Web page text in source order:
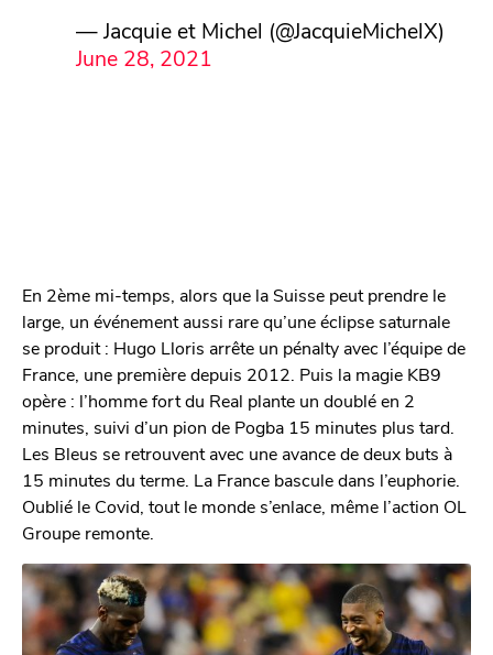
— Jacquie et Michel (@JacquieMichelX)
June 28, 2021
En 2ème mi-temps, alors que la Suisse peut prendre le
large, un événement aussi rare qu’une éclipse saturnale
se produit : Hugo Lloris arrête un pénalty avec l’équipe de
France, une première depuis 2012. Puis la magie KB9
opère : l’homme fort du Real plante un doublé en 2
minutes, suivi d’un pion de Pogba 15 minutes plus tard.
Les Bleus se retrouvent avec une avance de deux buts à
15 minutes du terme. La France bascule dans l’euphorie.
Oublié le Covid, tout le monde s’enlace, même l’action OL
Groupe remonte.